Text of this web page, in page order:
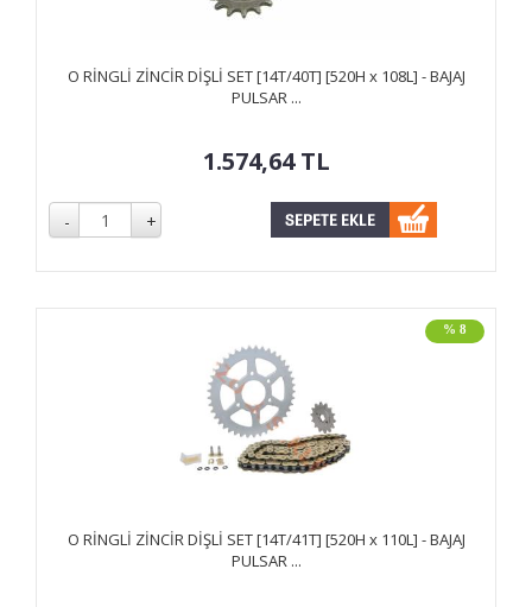
O RİNGLİ ZİNCİR DİŞLİ SET [14T/40T] [520H x 108L] - BAJAJ
PULSAR ...
1.574,64TL
% 8
O RİNGLİ ZİNCİR DİŞLİ SET [14T/41T] [520H x 110L] - BAJAJ
PULSAR ...